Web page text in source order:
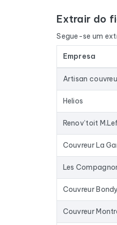
O ficheiro não
e o nome do
Os dados são
armazenados
enriquecer o
mail existentes
Para compilar
Extrair do
Segue-se um
Empresa
Helios
Couvreur